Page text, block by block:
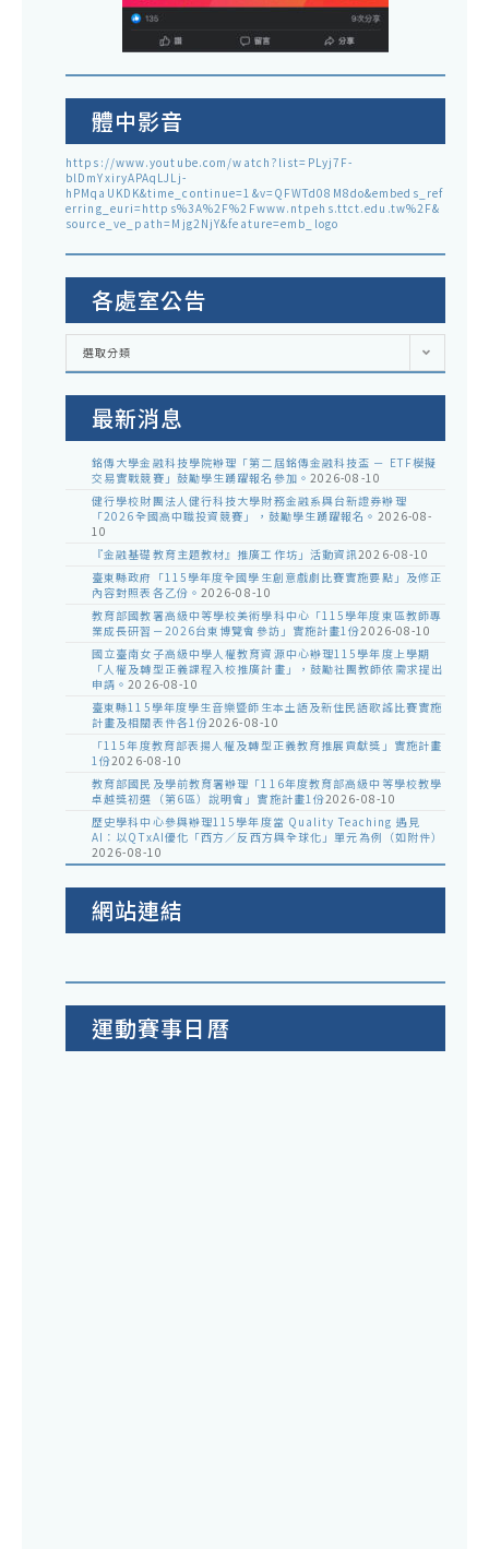
體中影音
https://www.youtube.com/watch?list=PLyj7F-
blDmYxiryAPAqLJLj-
hPMqaUKDK&time_continue=1&v=QFWTd08M8do&embeds_ref
erring_euri=https%3A%2F%2Fwww.ntpehs.ttct.edu.tw%2F&
source_ve_path=Mjg2NjY&feature=emb_logo
各處室公告
各
室
選取分類
最新消息
銘傳大學金融科技學院辦理「第二屆銘傳金融科技盃 － ETF模擬
交易實戰競賽」鼓勵學生踴躍報名參加。 2026-08-10
健行學校財團法人健行科技大學財務金融系與台新證券辦理
「2026全國高中職投資競賽」，鼓勵學生踴躍報名。 2026-08-
10
『金融基礎教育主題教材』推廣工作坊」活動資訊2026-08-10
臺東縣政府「115學年度全國學生創意戲劇比賽實施要點」及修正
內容對照表各乙份。 2026-08-10
教育部國教署高級中等學校美術學科中心「115學年度東區教師專
業成長研習－2026台東博覽會參訪」實施計畫1份2026-08-10
國立臺南女子高級中學人權教育資源中心辦理115學年度上學期
「人權及轉型正義課程入校推廣計畫」，鼓勵社團教師依需求提出
申請。2026-08-10
臺東縣115學年度學生音樂暨師生本土語及新住民語歌謠比賽實施
計畫及相關表件各1份2026-08-10
「115年度教育部表揚人權及轉型正義教育推展貢獻獎」實施計畫
1份2026-08-10
教育部國民及學前教育署辦理「116年度教育部高級中等學校教學
卓越獎初選（第6區）說明會」實施計畫1份2026-08-10
歷史學科中心參與辦理115學年度當 Quality Teaching 遇見
AI：以QTxAI優化「西方／反西方與全球化」單元為例（如附件）
2026-08-10
網站連結
運動賽事日曆